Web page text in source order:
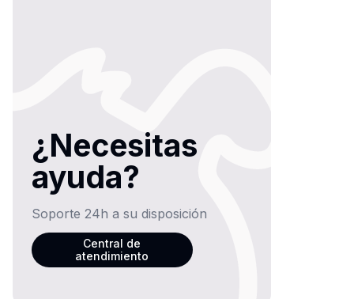
¿Necesitas
ayuda?
Soporte 24h a su disposición
Central de
atendimiento